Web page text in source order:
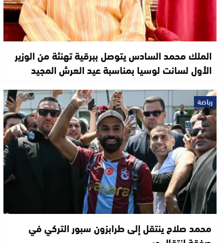
الملك محمد السادس يتوصل ببرقية تهنئة من الوزير
الأول لسانت لوسيا بمناسبة عيد العرش المجيد
رياضة
محمد صلاح ينتقل إلى طرابزون سبور التركي في